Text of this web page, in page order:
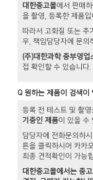
대한중고몰에서 판매
을 촬영, 등록한 제품입
따라서 고화질 또는 추
우, 책임담당자에 문의
(주)대한과학 중부영업
접 확인할 수 있습니다.
Q원하는 제품이 검색이
등록 전 테스트 및 촬
기중인 제품이 있을 수
담당자에 전화문의하
튼을 클릭하시어 카카
최종 견적확인이 가능
대한중고몰에서는 중